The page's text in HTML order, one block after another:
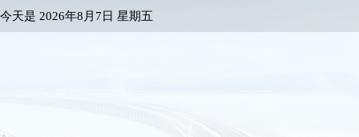
今天是 2026年8月7日 星期五